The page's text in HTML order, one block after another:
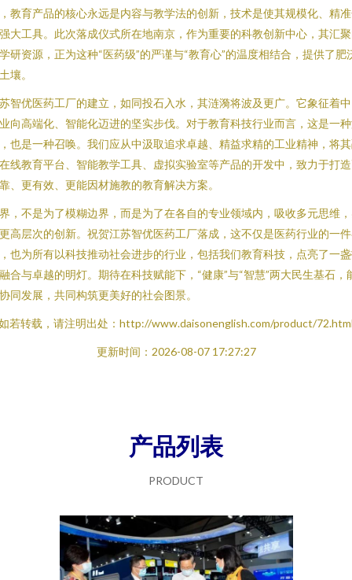
教育产品的核心永远是内容与教学法的创新，技术是使其规模化、精
大工具。此次落成仪式所在地南京，作为重要的科教创新中心，其汇
研资源，正为这种“医药级”的严谨与“教育心”的温度相结合，提供了肥
壤。
智优医药工厂的建立，如同投石入水，其涟漪将波及更广。它象征着
向高端化、智能化迈进的坚实步伐。对于教育科技行业而言，这是一
也是一种召唤。我们应从中汲取追求卓越、精益求精的工业精神，将
线教育平台、智能教学工具、虚拟实验室等产品的开发中，致力于打
、更有效、更能因材施教的教育解决方案。
，不是为了模糊边界，而是为了在各自的专业领域内，吸收多元思维
高层次的创新。祝贺江苏智优医药工厂落成，这不仅是医药行业的一
也为所有以科技推动社会进步的行业，包括我们教育科技，点亮了一
合与卓越的明灯。期待在科技赋能下，“健康”与“智慧”两大民生基石，
同发展，共同构筑更美好的社会图景。
若转载，请注明出处：http://www.daisonenglish.com/product/
更新时间：2026-08-07 17:27:27
产品列表
PRODUCT